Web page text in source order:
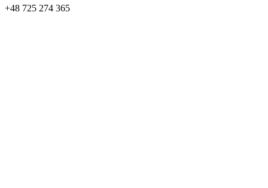
+48 725 274 365